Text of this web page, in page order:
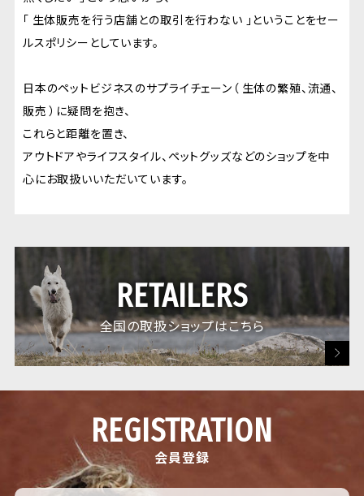
「 生体販売を行う店舗との取引を行わない 」ということをセー
ルスポリシーとしています。
日本のペットビジネスのサプライチェーン（ 生体の繁殖、流通、
販売 ）に疑問を抱き、
これらと距離を置き、
アウトドアやライフスタイル、ペットグッズなどのショップを中
心にお取扱いいただいています。
RETAILERS
全国の取扱ショップはこちら
REGISTRATION
会員登録